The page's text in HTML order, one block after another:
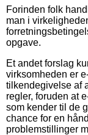
Forinden folk
man i
opgave.
Et andet forslag
virksomheden er
tilkendegivelse af
regler, foruden at
som kender til de
chance for en
problemstillinger